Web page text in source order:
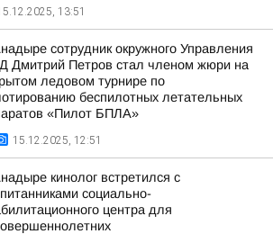
13:51
сотрудник окружного Управления
Дмитрий Петров стал членом жюри на
ледовом турнире по
беспилотных летательных
«Пилот БПЛА»
15.12.2025, 12:51
кинолог встретился с
социально-
центра для